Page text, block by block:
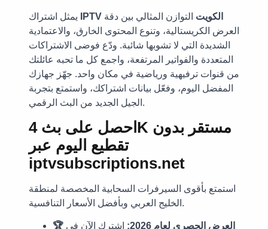
IPTV الكويت التوازن المثالي بين دقة
العرض الكريستالية، وتنوع المحتوى الخارق، والاعتمادية
الشديدة التي لا تشوبها شائبة. ودّع فوضى الاشتراكات
المتعددة والفواتير المرتفعة، واجمع كل ما تحبه عائلتك
من قنوات ترفيهية ورياضية في مكان واحد. جهّز جهازك
المفضل اليوم، وفعّل بيانات اشتراكك، واستمتع بتجربة
الجيل الجديد من البث الرقمي.
احصل على بث 4K مستقر بدون
تقطيع اليوم عبر
iptvsubscriptions.net
استمتع بأقوى السيرفرات السحابية المخصصة لمنطقة
الخليج العربي وبأفضل الأسعار التنافسية.
🏆 العرض الحصري لعام 2026:
اشترك الآن في